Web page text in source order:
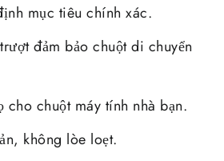
mục tiêu chính xác.
đảm bảo chuột di chuyển
cho chuột máy tính nhà bạn.
không lòe loẹt.